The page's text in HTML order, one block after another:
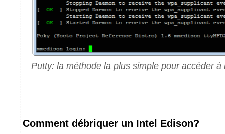
Putty: la méthode la plus simple pour accéder à
Comment débriquer un Intel Edison?